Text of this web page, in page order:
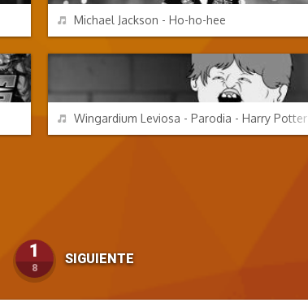
REPRODUCIR
Michael Jackson - Ho-ho-hee
CHORRADAS
REPRODUCIR
Wingardium Leviosa - Parodia - Harry Potter
1
8
SIGUIENTE